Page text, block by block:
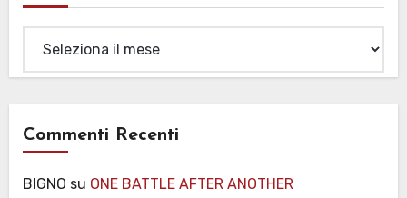
Commenti Recenti
BIGNO su ONE BATTLE AFTER ANOTHER